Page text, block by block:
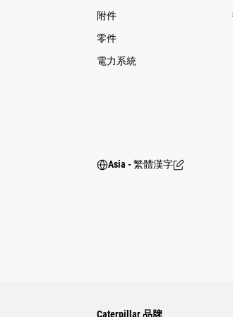
附件
零件
電力系統
Asia - 繁體漢字
Caterpillar 品牌